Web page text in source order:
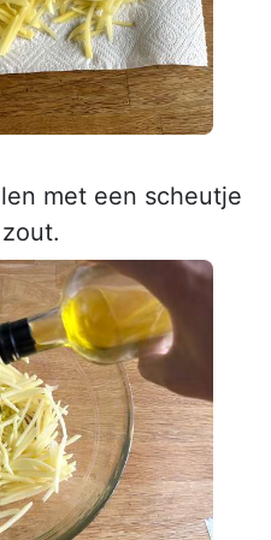
met een scheutje